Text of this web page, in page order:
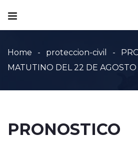
Home proteccion-civil
MATUTINO DEL 22 DE
PRONOSTICO